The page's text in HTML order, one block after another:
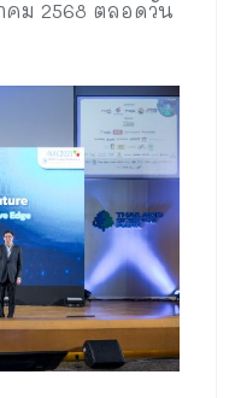
คม 2568 ตลอดวัน